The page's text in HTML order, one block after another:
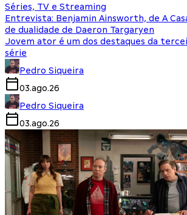
Séries, TV e Streaming
Entrevista: Benjamin Ainsworth, de A
de dualidade de Daeron Targaryen
Jovem ator é um dos destaques da
série
Pedro Siqueira
03.ago.26
Pedro Siqueira
03.ago.26